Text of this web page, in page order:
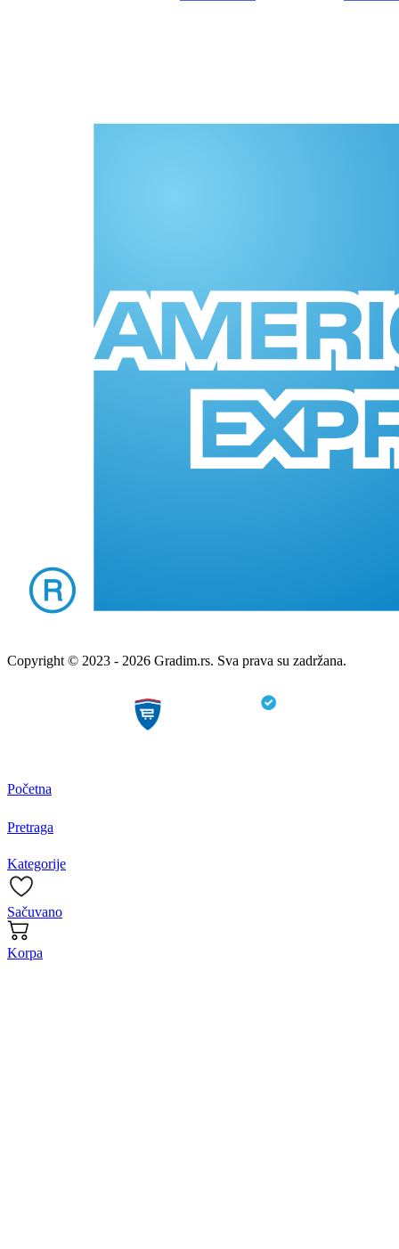
Copyright © 2023 - 2026 Gradim.rs. Sva prava su zadržana.
Početna
Pretraga
Kategorije
Sačuvano
Korpa